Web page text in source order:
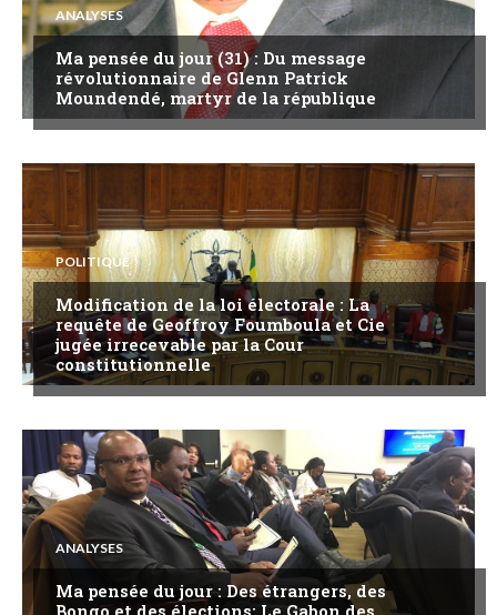
ANALYSES
Ma pensée du jour (31) : Du message
révolutionnaire de Glenn Patrick
Moundendé, martyr de la république
POLITIQUE
Modification de la loi électorale : La
requête de Geoffroy Foumboula et Cie
jugée irrecevable par la Cour
constitutionnelle
ANALYSES
Ma pensée du jour : Des étrangers, des